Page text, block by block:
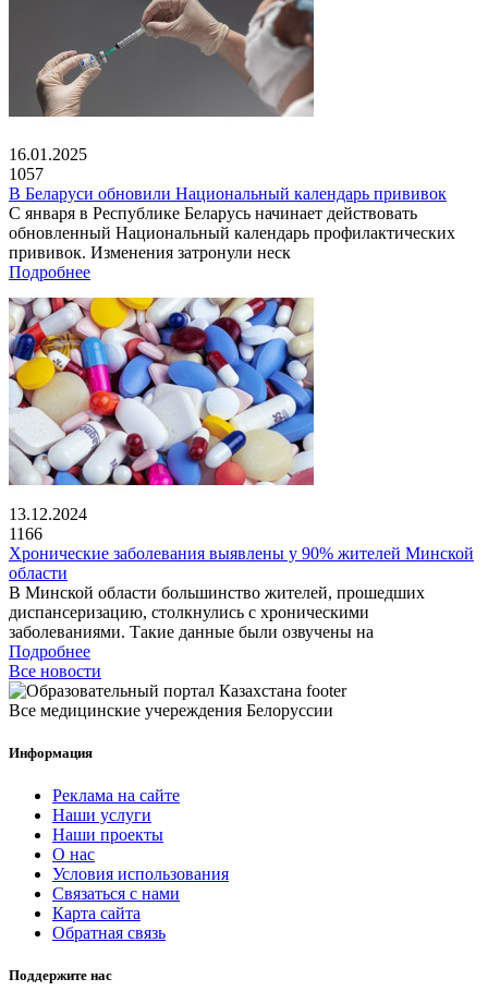
16.01.2025
1057
В Беларуси обновили Национальный календарь прививок
С января в Республике Беларусь начинает действовать
обновленный Национальный календарь профилактических
прививок. Изменения затронули неск
Подробнее
13.12.2024
1166
Хронические заболевания выявлены у 90% жителей Минской
области
В Минской области большинство жителей, прошедших
диспансеризацию, столкнулись с хроническими
заболеваниями. Такие данные были озвучены на
Подробнее
Все новости
Все медицинские учереждения Белоруссии
Информация
Реклама на сайте
Наши услуги
Наши проекты
О нас
Условия использования
Связаться с нами
Карта сайта
Обратная связь
Поддержите нас